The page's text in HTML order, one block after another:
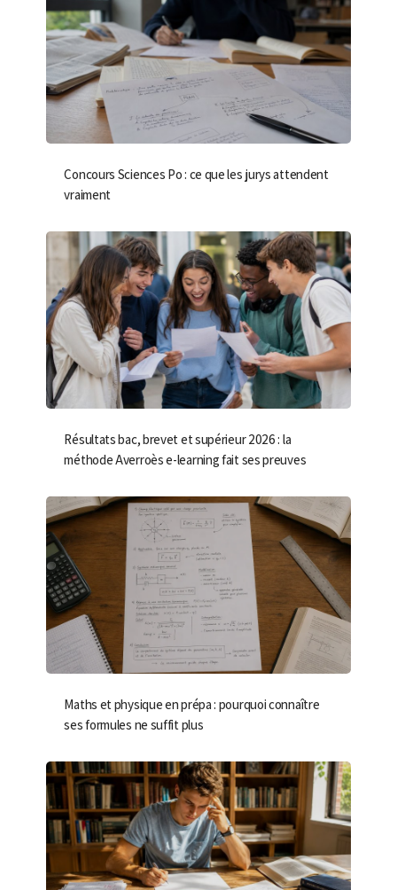
Concours Sciences Po : ce que les jurys attendent
vraiment
Résultats bac, brevet et supérieur 2026 : la
méthode Averroès e-learning fait ses preuves
Maths et physique en prépa : pourquoi connaître
ses formules ne suffit plus